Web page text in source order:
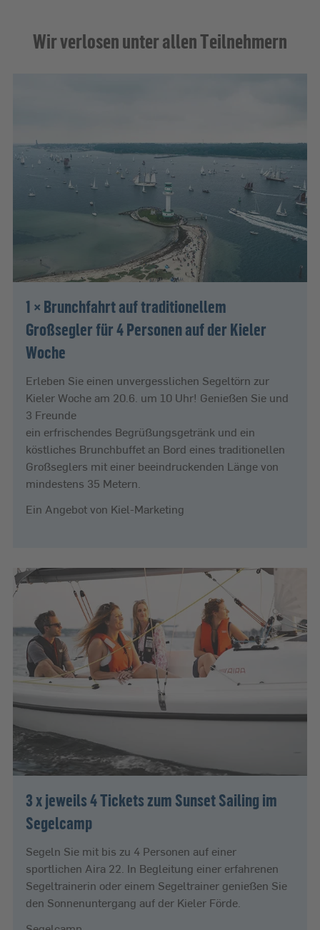
Wir verlosen unter allen Teilnehmern
1 × Brunchfahrt auf traditionellem
Großsegler für 4 Personen auf der Kieler
Woche
Erleben Sie einen unvergesslichen Segeltörn zur
Kieler Woche am 20.6. um 10 Uhr! Genießen Sie und
3 Freunde
ein erfrischendes Begrüßungsgetränk und ein
köstliches Brunchbuffet an Bord eines traditionellen
Großseglers mit einer beeindruckenden Länge von
mindestens 35 Metern.
Ein Angebot von Kiel-Marketing
3 x jeweils 4 Tickets zum Sunset Sailing im
Segelcamp
Segeln Sie mit bis zu 4 Personen auf einer
sportlichen Aira 22. In Begleitung einer erfahrenen
Segeltrainerin oder einem Segeltrainer genießen Sie
den Sonnenuntergang auf der Kieler Förde.